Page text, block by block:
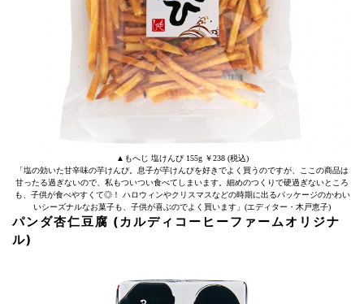
▲もへじ 塩けんぴ 155g ￥238 (税込)
「塩の効いた甘辛味の芋けんぴ。息子が芋けんぴを好きでよく買うのですが、ここの商品は
甘ったる過ぎないので、私もついつい食べてしまいます。細めのつくりで硬過ぎないところ
も、子供が食べやすくて◎！ ハロウィンやクリスマスなどの時期に出るパッケージのかわい
いシーズナルなお菓子も、子供が喜ぶのでよく買います」(エディター・木戸恵子)
パンダ杏仁豆腐 (カルディコーヒーファームオリジナ
ル)